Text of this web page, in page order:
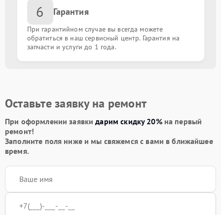
6 Гарантия
При гарантийном случае вы всегда можете
обратиться в наш сервисный центр. Гарантия на
запчасти и услуги до 1 года.
Оставьте заявку на ремонт
При оформлении заявкидарим скидку 20%на первый
ремонт!
Заполните поля ниже и мы свяжемся с вами в ближайшее
время.